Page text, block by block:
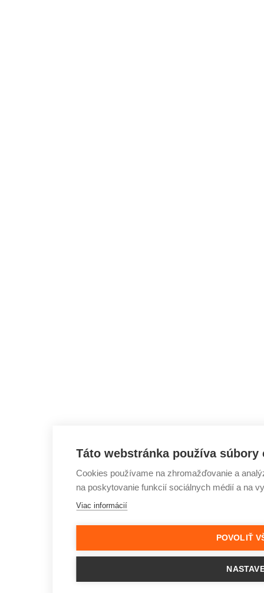
Táto webstránka používa súbory
Cookies používame na zhromažďovanie a
na poskytovanie funkcií sociálnych médií a na
Viac informácií
POVOLIŤ